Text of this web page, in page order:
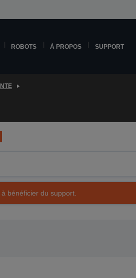
ROBOTS À PROPOS SUPPORT
bénéficier du support.